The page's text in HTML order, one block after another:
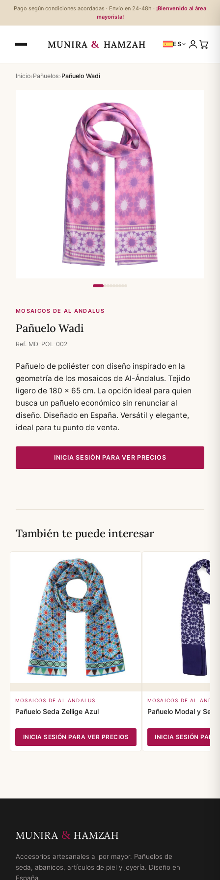
Pago según condiciones acordadas · Envío en 24-48h · ¡Bienvenido al área
mayorista!
MUNIRA & HAMZAH ES
Inicio›Pañuelos›Pañuelo Wadi
MOSAICOS DE AL ANDALUS
Pañuelo Wadi
Ref. MD-POL-002
Pañuelo de poliéster con diseño inspirado en la
geometría de los mosaicos de Al-Ándalus. Tejido
ligero de 180 × 65 cm. La opción ideal para quien
busca un pañuelo económico sin renunciar al
diseño. Diseñado en España. Versátil y elegante,
ideal para tu punto de venta.
INICIA SESIÓN PARA VER PRECIOS
También te puede interesar
MOSAICOS DE AL ANDALUS
Pañuelo Seda Zellige Azul
INICIA SESIÓN PARA VER PRECIOS
MOSAICOS DE AL
Pañuelo Modal y
INICIA SESIÓN PARA
MUNIRA & HAMZAH
Accesorios artesanales al por mayor. Pañuelos de
seda, abanicos, artículos de piel y joyería. Diseño en
España.